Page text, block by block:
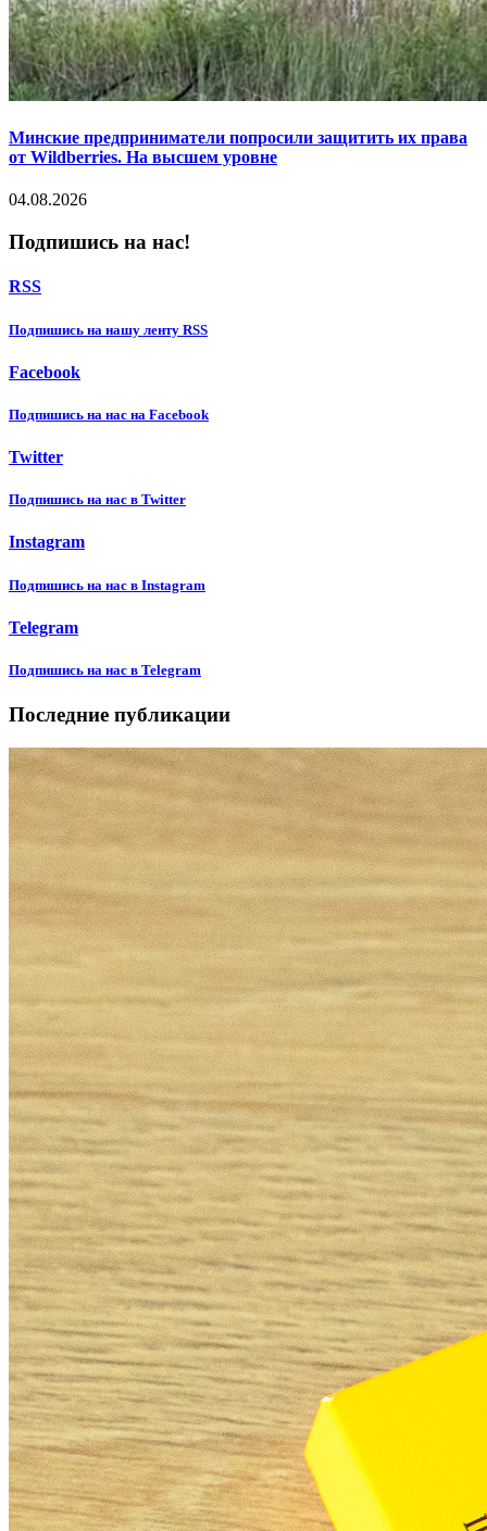
Минские предприниматели попросили защитить их права
от Wildberries. На высшем уровне
04.08.2026
Подпишись на нас!
RSS
Подпишиcь на нашу ленту RSS
Facebook
Подпишиcь на нас на Facebook
Twitter
Подпишиcь на нас в Twitter
Instagram
Подпишиcь на нас в Instagram
Telegram
Подпишиcь на нас в Telegram
Последние публикации